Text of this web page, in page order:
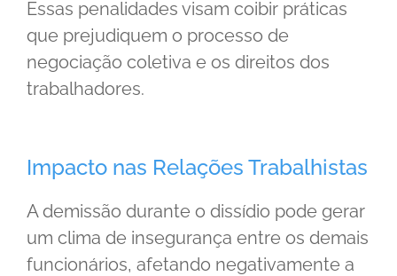
Essas penalidades visam coibir práticas
que prejudiquem o processo de
negociação coletiva e os direitos dos
trabalhadores.
Impacto nas Relações Trabalhistas
A demissão durante o dissídio pode gerar
um clima de insegurança entre os demais
funcionários, afetando negativamente a